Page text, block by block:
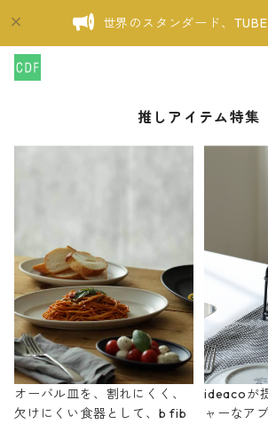
世界のスタンダード、
推しアイテム特集
オーバル皿を、割れにくく、
欠けにくい食器として、b fib
ideacoが
ャーなア